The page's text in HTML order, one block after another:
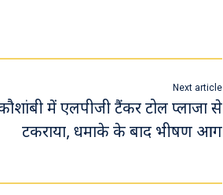
Next article
में एलपीजी टैंकर टोल प्लाजा से
टकराया, धमाके के बाद भीषण आग